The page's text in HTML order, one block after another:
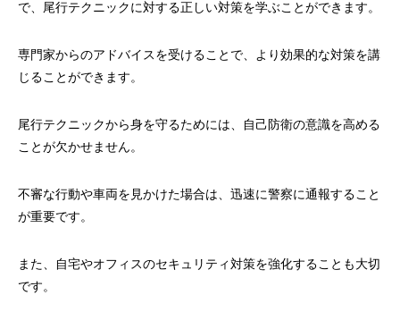
で、尾行テクニックに対する正しい対策を学ぶことができます。
専門家からのアドバイスを受けることで、より効果的な対策を講
じることができます。
尾行テクニックから身を守るためには、自己防衛の意識を高める
ことが欠かせません。
不審な行動や車両を見かけた場合は、迅速に警察に通報すること
が重要です。
また、自宅やオフィスのセキュリティ対策を強化することも大切
です。